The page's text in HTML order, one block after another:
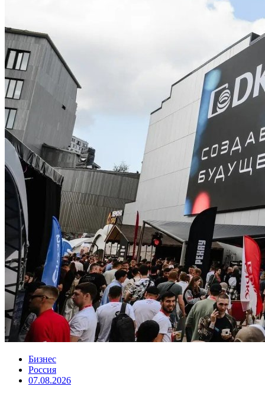
Бизнес
Россия
07.08.2026